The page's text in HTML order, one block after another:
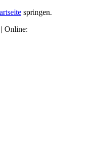
springen.
| Online: